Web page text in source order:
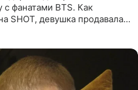
с фанатами BTS. Как
SHOT, девушка продавала